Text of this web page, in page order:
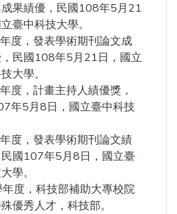
果績優，民國108年5月21
臺中科技大學。
度，發表學術期刊論文成
民國108年5月21日，國立
大學。
度，計畫主持人績優獎，
年5月8日，國立臺中科技
度，發表學術期刊論文績
國107年5月8日，國立臺
學。
度，科技部補助大專校院
優秀人才，科技部。